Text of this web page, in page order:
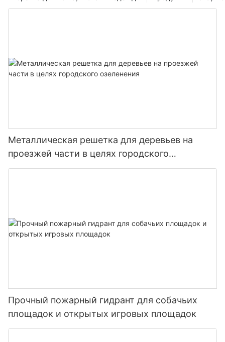
Металлическая решетка для деревьев на
проезжей части в целях городского
озеленения
Прочный пожарный гидрант для собачьих
площадок и открытых игровых площадок